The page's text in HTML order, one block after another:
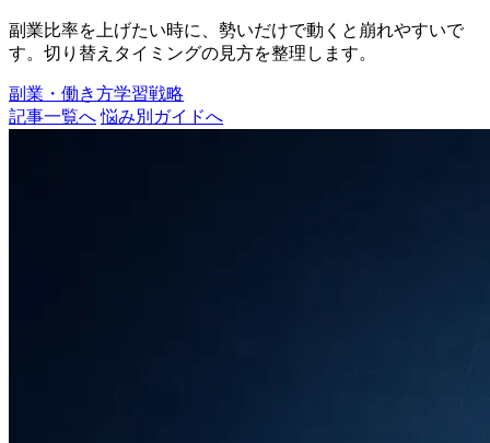
副業比率を上げたい時に、勢いだけで動くと崩れやすいで
す。切り替えタイミングの見方を整理します。
副業・働き方学習戦略
記事一覧へ 悩み別ガイドへ